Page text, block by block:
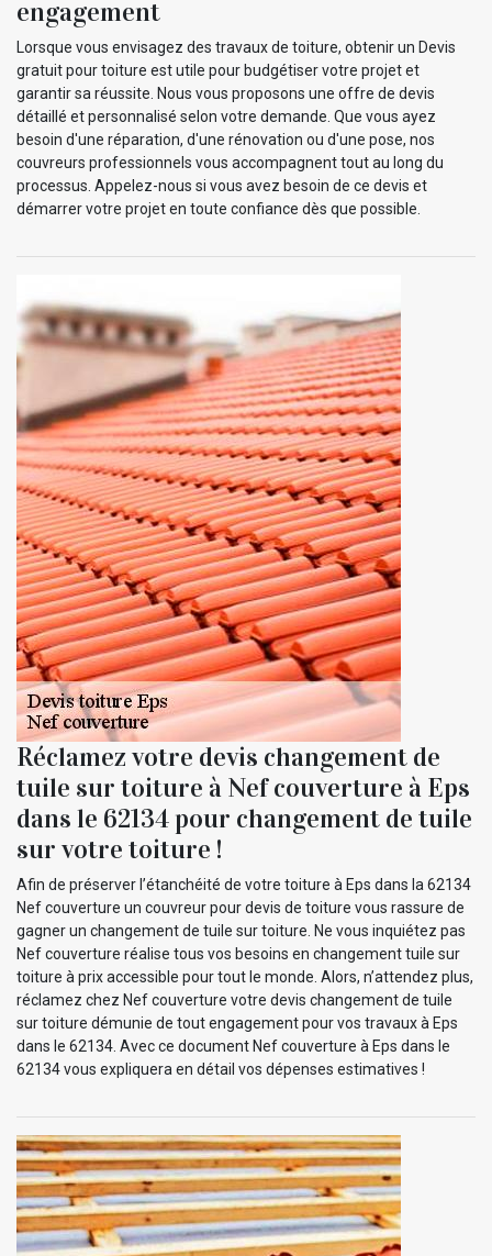
engagement
Lorsque vous envisagez des travaux de toiture, obtenir un Devis
gratuit pour toiture est utile pour budgétiser votre projet et
garantir sa réussite. Nous vous proposons une offre de devis
détaillé et personnalisé selon votre demande. Que vous ayez
besoin d'une réparation, d'une rénovation ou d'une pose, nos
couvreurs professionnels vous accompagnent tout au long du
processus. Appelez-nous si vous avez besoin de ce devis et
démarrer votre projet en toute confiance dès que possible.
Réclamez votre devis changement de
tuile sur toiture à Nef couverture à Eps
dans le 62134 pour changement de tuile
sur votre toiture !
Afin de préserver l’étanchéité de votre toiture à Eps dans la 62134
Nef couverture un couvreur pour devis de toiture vous rassure de
gagner un changement de tuile sur toiture. Ne vous inquiétez pas
Nef couverture réalise tous vos besoins en changement tuile sur
toiture à prix accessible pour tout le monde. Alors, n’attendez plus,
réclamez chez Nef couverture votre devis changement de tuile
sur toiture démunie de tout engagement pour vos travaux à Eps
dans le 62134. Avec ce document Nef couverture à Eps dans le
62134 vous expliquera en détail vos dépenses estimatives !